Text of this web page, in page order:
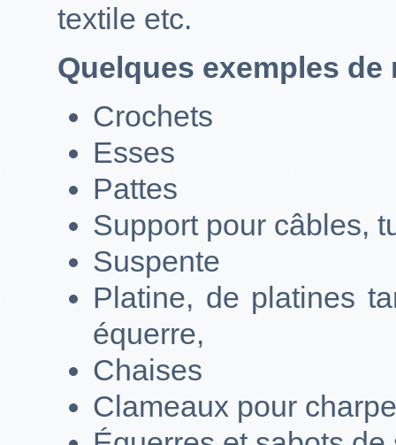
textile etc.
Quelques exemples
Crochets
Esses
Pattes
Support pour câbles,
Suspente
Platine, de platines
équerre,
Chaises
Clameaux pour